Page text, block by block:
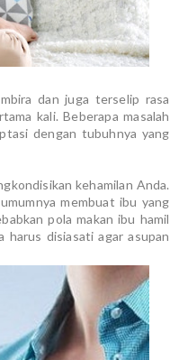
dan juga terselip rasa
kali. Beberapa masalah
dengan tubuhnya yang
kehamilan Anda.
membuat ibu yang
pola makan ibu hamil
harus disiasati agar asupan